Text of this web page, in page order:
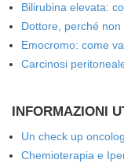
Bilirubina elevata:
Dottore, perché
Emocromo: come
Carcinosi
INFORMAZIONI
Un check up
Chemioterapia e